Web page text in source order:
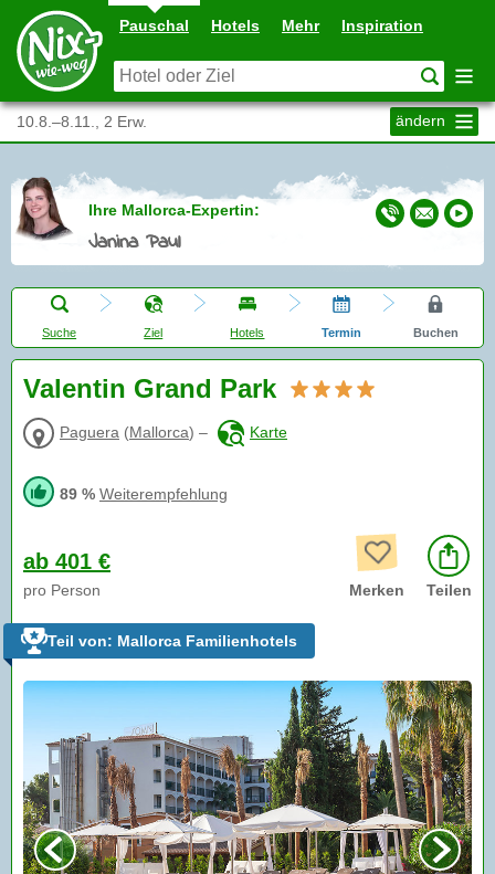
Pauschal Hotels Mehr Inspiration
10.8.–8.11., 2 Erw. ändern
Ihre Mallorca-Expertin:
Janina Paul
Suche Ziel Hotels Termin Buchen
Valentin Grand Park
Paguera (Mallorca) – Karte
89 % Weiterempfehlung
ab 401 €
pro Person Merken Teilen
Teil von: Mallorca Familienhotels